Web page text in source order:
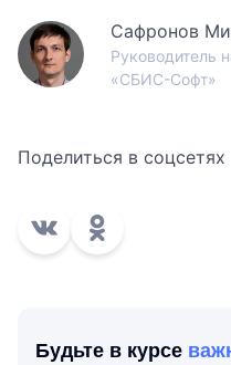
Сафронов
Руководитель
«СБИС-Софт»
Поделиться в соцсетях
Будьте в курсе